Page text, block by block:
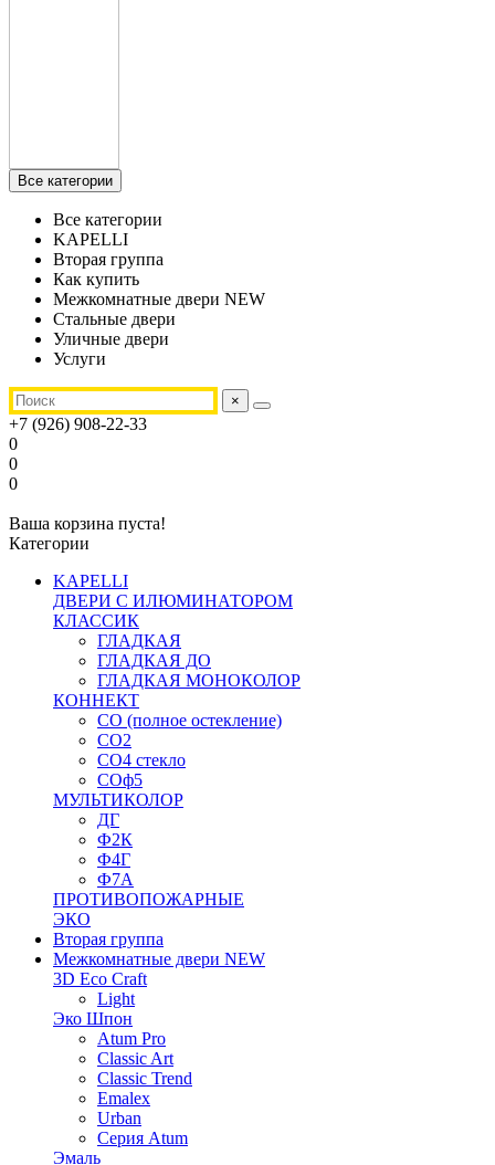
Все категории
Все категории
KAPELLI
Вторая группа
Как купить
Межкомнатные двери NEW
Стальные двери
Уличные двери
Услуги
×
+7 (926) 908-22-33
0
0
0
Ваша корзина пуста!
Категории
KAPELLI
ДВЕРИ С ИЛЮМИНАТОРОМ
КЛАССИК
ГЛАДКАЯ
ГЛАДКАЯ ДО
ГЛАДКАЯ МОНОКОЛОР
КОННЕКТ
СО (полное остекление)
СО2
СО4 стекло
СОф5
МУЛЬТИКОЛОР
ДГ
Ф2К
Ф4Г
Ф7А
ПРОТИВОПОЖАРНЫЕ
ЭКО
Вторая группа
Межкомнатные двери NEW
3D Eco Craft
Light
Эко Шпон
Atum Pro
Classic Art
Classic Trend
Emalex
Urban
Серия Atum
Эмаль